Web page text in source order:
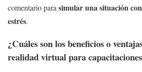
comentario parasimular una situación
estrés.
¿Cuáles son los beneficios o
realidad virtual para